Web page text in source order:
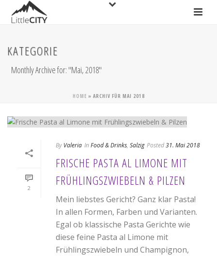
KATEGORIE
Monthly Archive for: "Mai, 2018"
HOME » ARCHIV FÜR MAI 2018
2
By Valeria In Food & Drinks, Salzig Posted31. Mai 2018
FRISCHE PASTA AL LIMONE MIT
FRÜHLINGSZWIEBELN & PILZEN
Mein liebstes Gericht? Ganz klar Pasta!
In allen Formen, Farben und Varianten.
Egal ob klassische Pasta Gerichte wie
diese feine Pasta al Limone mit
Frühlingszwiebeln und Champignon,